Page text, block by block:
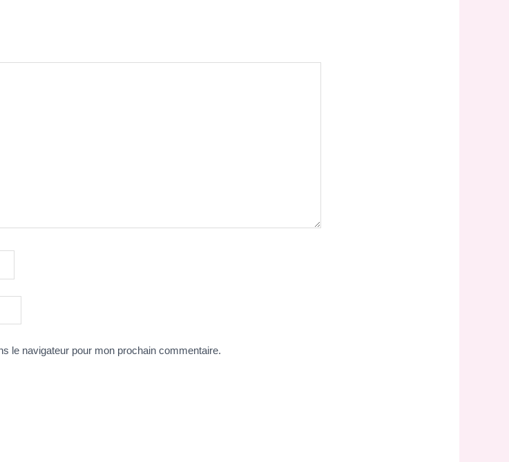
le navigateur pour mon prochain commentaire.